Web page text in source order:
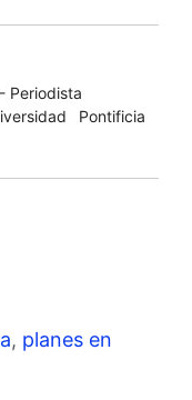
Periodista
Pontificia
, planes en